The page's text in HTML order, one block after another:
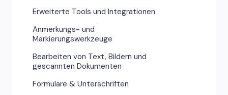
Erweiterte Tools und Integrationen
Anmerkungs- und
Markierungswerkzeuge
Bearbeiten von Text, Bildern und
gescannten Dokumenten
Formulare & Unterschriften